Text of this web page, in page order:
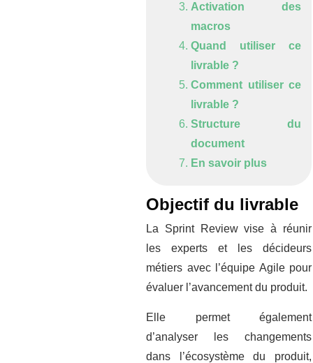
Activation des
macros
Quand utiliser ce
livrable ?
Comment utiliser ce
livrable ?
Structure du
document
En savoir plus
Objectif du livrable
La Sprint Review vise à réunir
les experts et les décideurs
métiers avec l’équipe Agile pour
évaluer l’avancement du produit.
Elle permet également
d’analyser les changements
dans l’écosystème du produit,